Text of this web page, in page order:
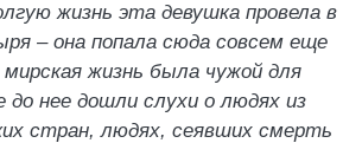
жизнь эта девушка провела в
– она попала сюда совсем еще
жизнь была чужой для
нее дошли слухи о людях из
стран, людях, сеявших смерть